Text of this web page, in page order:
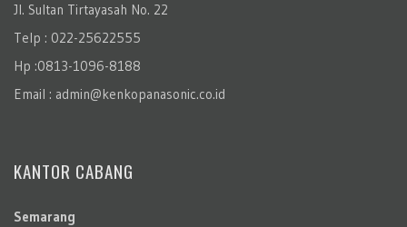
Jl. Sultan Tirtayasah‎ No. 22
Telp : 022-25622555
Hp :0813-1096-8188
Email : admin@kenkopanasonic.co.id
KANTOR CABANG
Semarang